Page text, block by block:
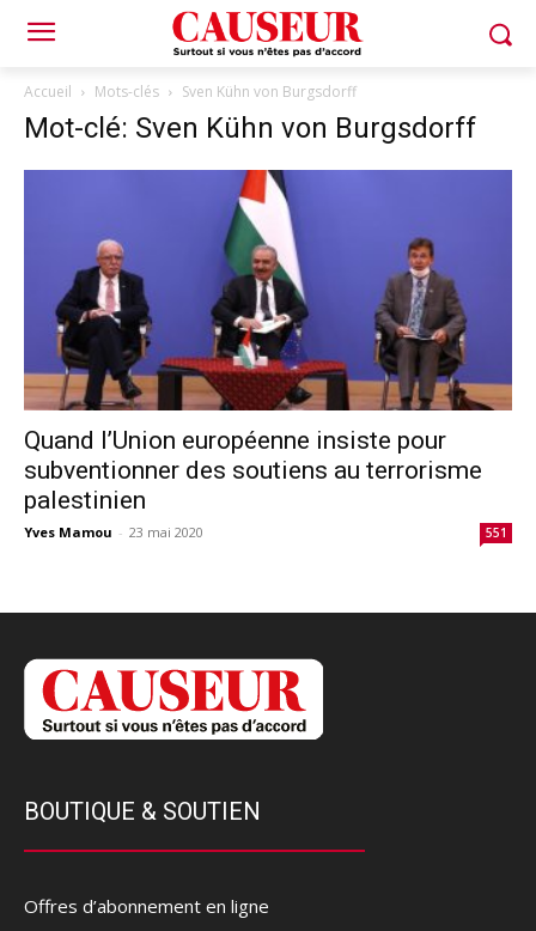
Accueil Mots-clés Sven Kühn von Burgsdorff
Mot-clé: Sven Kühn von Burgsdorff
Quand l’Union européenne insiste pour
subventionner des soutiens au terrorisme
palestinien
Yves Mamou - 23 mai 2020 551
BOUTIQUE & SOUTIEN
Offres d’abonnement en ligne